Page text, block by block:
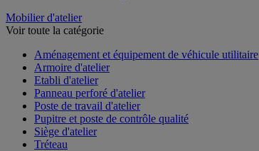
Mobilier d'atelier
Voir toute la catégorie
Aménagement et équipement de véhicule utilitaire
Armoire d'atelier
Etabli d'atelier
Panneau perforé d'atelier
Poste de travail d'atelier
Pupitre et poste de contrôle qualité
Siège d'atelier
Tréteau